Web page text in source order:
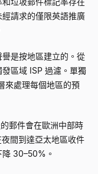
請求的僅限英語推廣
譽是按地區建立的。從
區域 ISP 過濾。單獨
來處理每個地區的預
郵件會在歐洲中部時
間到達亞太地區收件
30–50%。